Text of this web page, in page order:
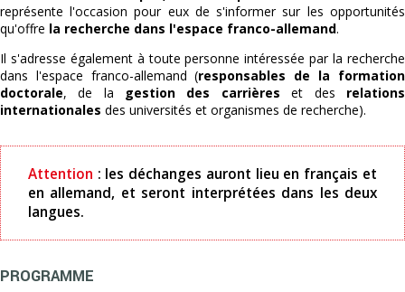
représente l'occasion pour eux de s'informer sur les opportunités
qu'offre la recherche dans l'espace franco-allemand.
Il s'adresse également à toute personne intéressée par la recherche
dans l'espace franco-allemand (responsables de la formation
doctorale, de la gestion des carrières et des relations
internationales des universités et organismes de recherche).
Attention : les déchanges auront lieu en français et
en allemand, et seront interprétées dans les deux
langues.
PROGRAMME